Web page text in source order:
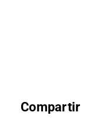
Compartir